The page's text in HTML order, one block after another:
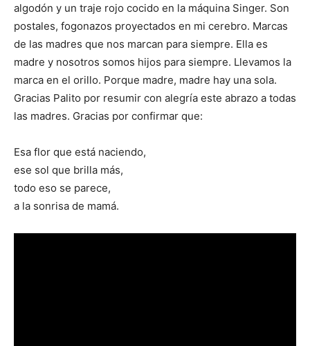
algodón y un traje rojo cocido en la máquina Singer. Son
postales, fogonazos proyectados en mi cerebro. Marcas
de las madres que nos marcan para siempre. Ella es
madre y nosotros somos hijos para siempre. Llevamos la
marca en el orillo. Porque madre, madre hay una sola.
Gracias Palito por resumir con alegría este abrazo a todas
las madres. Gracias por confirmar que:
Esa flor que está naciendo,
ese sol que brilla más,
todo eso se parece,
a la sonrisa de mamá.